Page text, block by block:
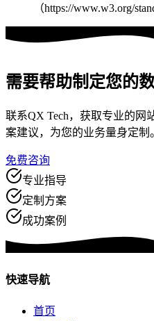
（https://www.w3.org/
需要帮助制定您的
联系QX Tech，获取专业的网
案建议，为您的业务量身定制
免费咨询
专业指导
定制方案
成功案例
快速导航
首页